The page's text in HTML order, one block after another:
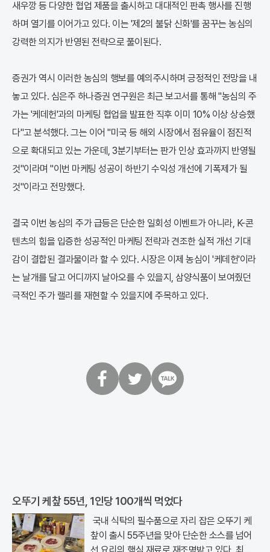
새우깡 등 다양한 협업 제품을 출시하고 대대적인 판촉 행사를 진행
하며 열기를 이어가고 있다. 이는 '제2의 불닭 신화'를 꿈꾸는 농심의
강력한 의지가 반영된 전략으로 풀이된다.
증권가 역시 이러한 농심의 행보를 예의주시하며 긍정적인 전망을 내
놓고 있다. 심은주 하나증권 연구원은 최근 보고서를 통해 "농심의 주
가는 '케데헌'과의 마케팅 협업을 발표한 직후 이미 10% 이상 상승했
다"고 분석했다. 그는 이어 "미국 등 해외 시장에서 점유율이 점진적
으로 확대되고 있는 가운데, 3분기부터는 판가 인상 효과까지 반영될
것"이라며 "이번 마케팅 성공이 하반기 수익성 개선에 기폭제가 될
것"이라고 전망했다.
결국 이번 농심의 주가 급등은 단순한 일회성 이벤트가 아니라, K-콘
텐츠의 힘을 입증한 성공적인 마케팅 전략과 견조한 실적 개선 기대
감이 결합된 결과물이라 할 수 있다. 시장은 이제 농심이 '케데헌'이라
는 날개를 달고 어디까지 날아오를 수 있을지, 삼양식품이 보여줬던
극적인 주가 랠리를 재현할 수 있을지에 주목하고 있다.
오뚜기 케챂 55년, 1인당 100개씩 먹었다
국내 식탁의 필수품으로 자리 잡은 오뚜기 케
챂이 출시 55주년을 맞아 단순한 소스를 넘어